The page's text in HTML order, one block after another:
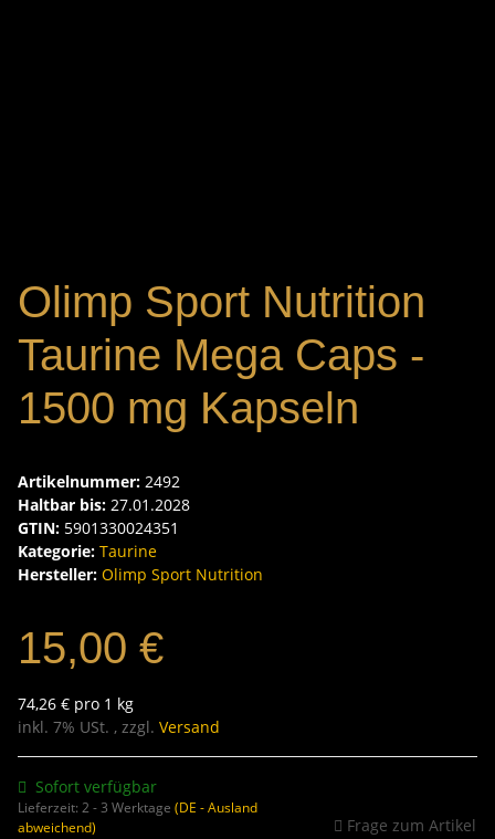
Olimp Sport Nutrition
Taurine Mega Caps -
1500 mg Kapseln
Artikelnummer: 2492
Haltbar bis: 27.01.2028
GTIN: 5901330024351
Kategorie: Taurine
Hersteller: Olimp Sport Nutrition
15,00 €
74,26 € pro 1 kg
inkl. 7% USt. , zzgl. Versand
Sofort verfügbar
Lieferzeit: 2 - 3 Werktage (DE - Ausland
abweichend)
Frage zum Artikel